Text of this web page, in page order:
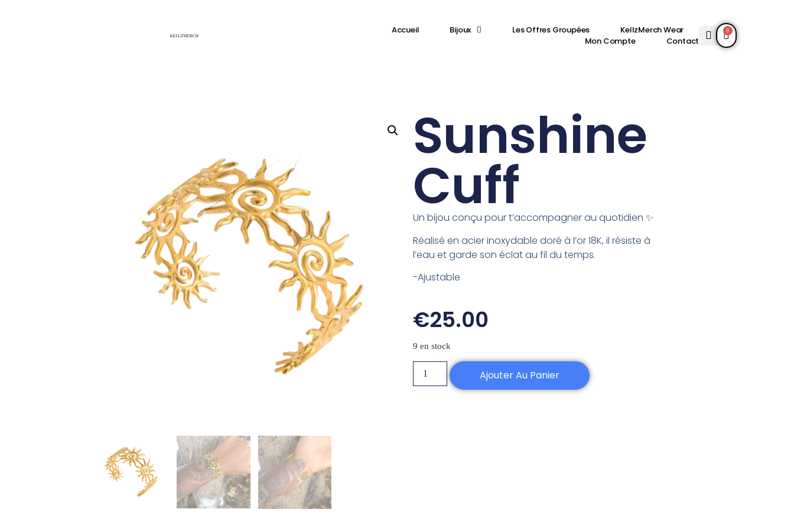
⁠Accueil Bijoux Les Offres Groupées
KellzMerch Wear
Mon Compte
Contact
0
Sunshine
Cuff
Un bijou conçu pour t’accompagner au quotidien ✨
Réalisé en acier inoxydable doré à l’or 18K, il résiste à
l’eau et garde son éclat au fil du temps.
-Ajustable
€25.00
9 en stock
Ajouter Au Panier